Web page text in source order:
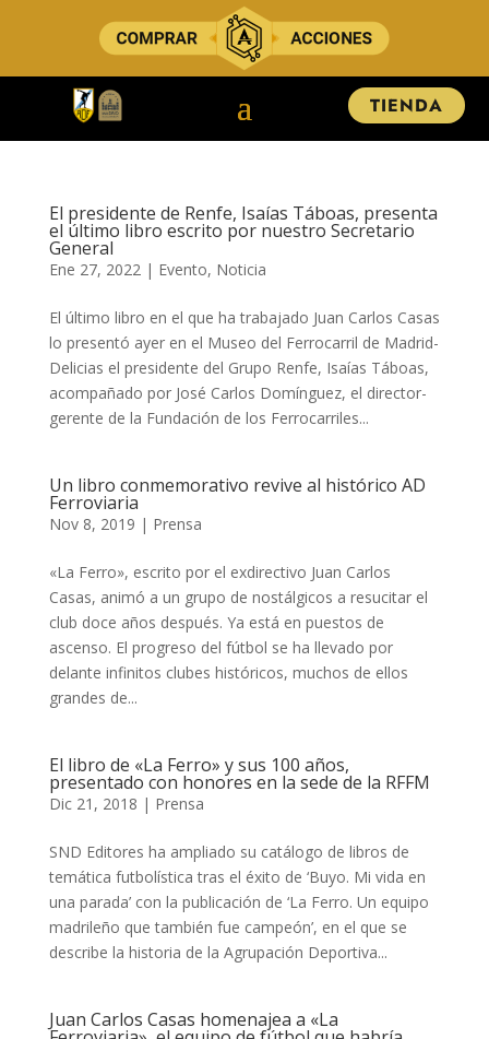
TIENDA
El presidente de Renfe, Isaías Táboas, presenta
el último libro escrito por nuestro Secretario
General
Ene 27, 2022 | Evento, Noticia
El último libro en el que ha trabajado Juan Carlos Casas
lo presentó ayer en el Museo del Ferrocarril de Madrid-
Delicias el presidente del Grupo Renfe, Isaías Táboas,
acompañado por José Carlos Domínguez, el director-
gerente de la Fundación de los Ferrocarriles...
Un libro conmemorativo revive al histórico AD
Ferroviaria
Nov 8, 2019 | Prensa
«La Ferro», escrito por el exdirectivo Juan Carlos
Casas, animó a un grupo de nostálgicos a resucitar el
club doce años después. Ya está en puestos de
ascenso. El progreso del fútbol se ha llevado por
delante infinitos clubes históricos, muchos de ellos
grandes de...
El libro de «La Ferro» y sus 100 años,
presentado con honores en la sede de la RFFM
Dic 21, 2018 | Prensa
SND Editores ha ampliado su catálogo de libros de
temática futbolística tras el éxito de ‘Buyo. Mi vida en
una parada’ con la publicación de ‘La Ferro. Un equipo
madrileño que también fue campeón’, en el que se
describe la historia de la Agrupación Deportiva...
Juan Carlos Casas homenajea a «La